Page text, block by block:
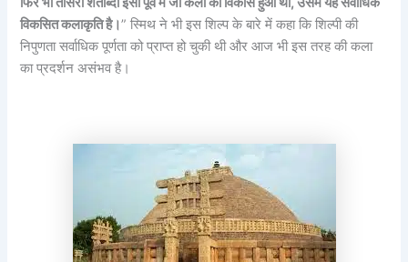
विकसित कलाकृति है।” स्मिथ ने भी इस शिल्प के बारे में कहा कि शिल्पी की
निपुणता सर्वाधिक पूर्णता को प्राप्त हो चुकी थी और आज भी इस तरह की कला
का प्रदर्शन असंभव है।